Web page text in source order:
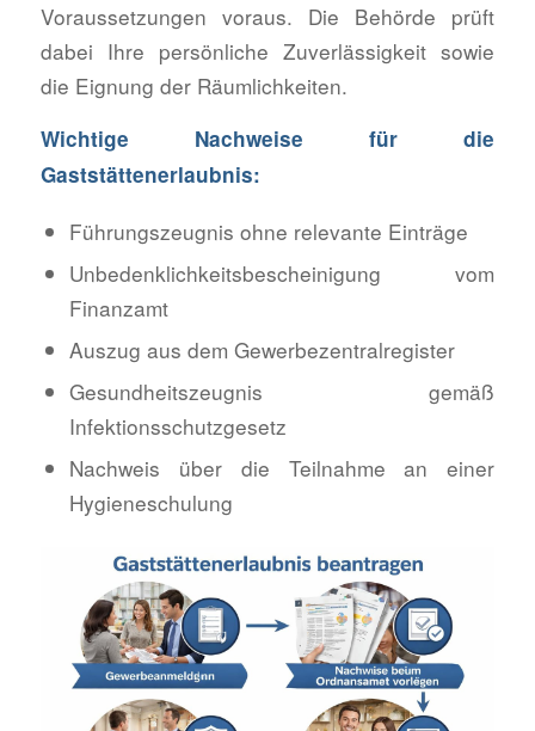
Voraussetzungen voraus. Die Behörde prüft
dabei Ihre persönliche Zuverlässigkeit sowie
die Eignung der Räumlichkeiten.
Wichtige Nachweise für die
Gaststättenerlaubnis:
Führungszeugnis ohne relevante Einträge
Unbedenklichkeitsbescheinigung vom
Finanzamt
Auszug aus dem Gewerbezentralregister
Gesundheitszeugnis gemäß
Infektionsschutzgesetz
Nachweis über die Teilnahme an einer
Hygieneschulung